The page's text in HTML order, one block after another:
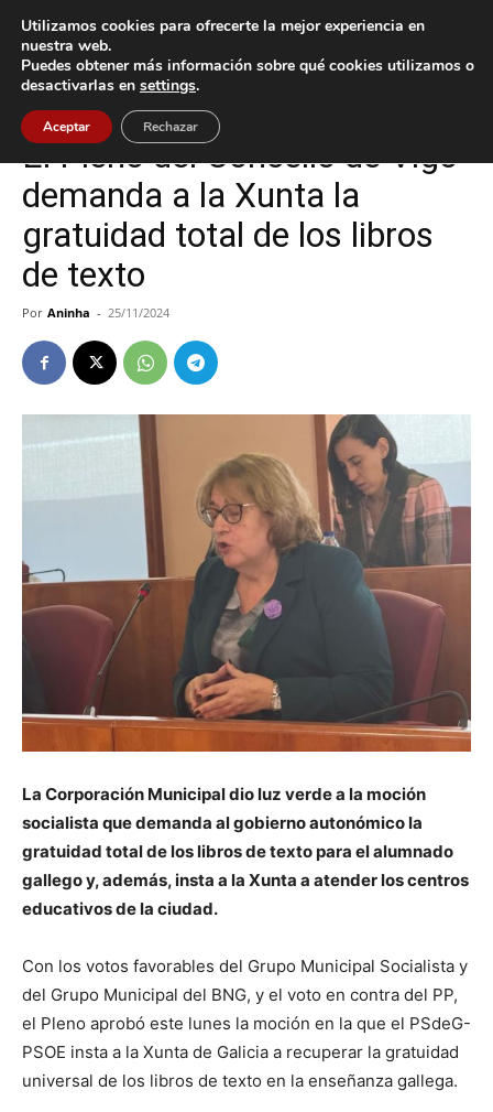
Inicio Cultura / Ocio
Cultura / Ocio Vigo
El Pleno del Concello de Vigo
demanda a la Xunta la
gratuidad total de los libros
de texto
Por Aninha - 25/11/2024
La Corporación Municipal dio luz verde a la moción
socialista que demanda al gobierno autonómico la
gratuidad total de los libros de texto para el alumnado
gallego y, además, insta a la Xunta a atender los centros
educativos de la ciudad.
Con los votos favorables del Grupo Municipal Socialista y
del Grupo Municipal del BNG, y el voto en contra del PP,
el Pleno aprobó este lunes la moción en la que el PSdeG-
PSOE insta a la Xunta de Galicia a recuperar la gratuidad
universal de los libros de texto en la enseñanza gallega.
Utilizamos cookies para ofrecerte la mejor experiencia en
nuestra web.
Puedes obtener más información sobre qué cookies utilizamos o
desactivarlas en settings.
Aceptar Rechazar